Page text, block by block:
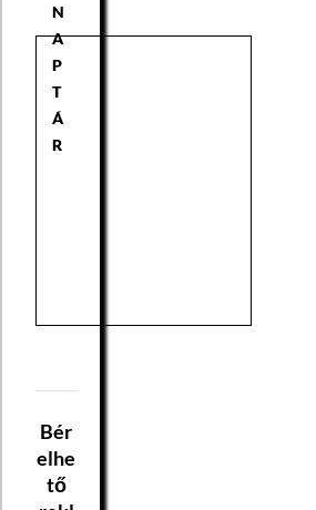
N
A
P
T
Á
R
Bér
elhe
tő